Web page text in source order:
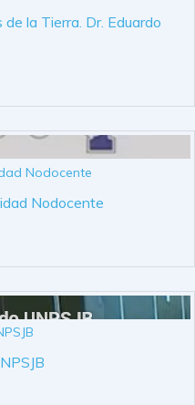
la Tierra. Dr. Eduardo
Nodocente